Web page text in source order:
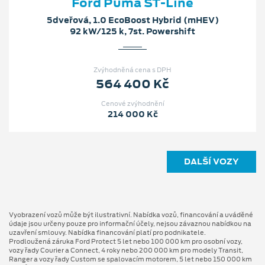
5dveřová, 1.0 EcoBoost Hybrid (mHEV)
92 kW/125 k, 7st. Powershift
Zvýhodněná cena s DPH
564 400 Kč
Cenové zvýhodnění
214 000 Kč
DALŠÍ VOZY
Vyobrazení vozů může být ilustrativní. Nabídka vozů, financování a uváděné
údaje jsou určeny pouze pro informační účely, nejsou závaznou nabídkou na
uzavření smlouvy. Nabídka financování platí pro podnikatele.
Prodloužená záruka Ford Protect 5 let nebo 100 000 km pro osobní vozy,
vozy řady Courier a Connect, 4 roky nebo 200 000 km pro modely Transit,
Ranger a vozy řady Custom se spalovacím motorem, 5 let nebo 150 000 km